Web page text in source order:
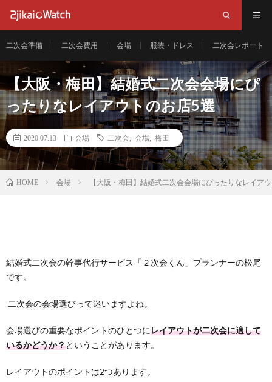
二次会準備 二次会費用 会場 服装・ドレス 二次会レポート
【大阪・梅田】結婚式二次会会場にぴ
ったりなレイアウトのお店5選
2020.07.13 会場 二次会 会場 梅田
HOME 会場 【大阪・梅田】結婚式二次会会場にぴったりなレイア
結婚式二次会の幹事代行サービス「２次会くん」プランナーの松尾
です。
二次会の会場選びって迷いますよね。
会場選びの重要なポイントのひとつにレイアウトが二次会に適して
いるかどうか？ということがあります。
レイアウトのポイントは2つあります。